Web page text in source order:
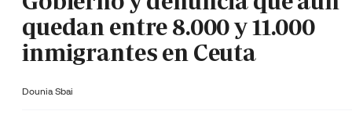
quedan entre 8.000 y 11.000
inmigrantes en Ceuta
Dounia Sbai